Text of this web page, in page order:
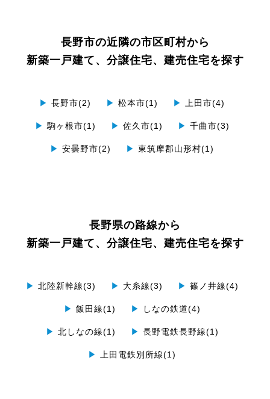
長野市の近隣の市区町村から
新築一戸建て、分譲住宅、建売住宅を探す
▶ 長野市(2) ▶ 松本市(1) ▶ 上田市(4)
▶ 駒ヶ根市(1) ▶ 佐久市(1) ▶ 千曲市(3)
▶ 安曇野市(2) ▶ 東筑摩郡山形村(1)
長野県の路線から
新築一戸建て、分譲住宅、建売住宅を探す
▶ 北陸新幹線(3) ▶ 大糸線(3) ▶ 篠ノ井線(4)
▶ 飯田線(1) ▶ しなの鉄道(4)
▶ 北しなの線(1) ▶ 長野電鉄長野線(1)
▶ 上田電鉄別所線(1)